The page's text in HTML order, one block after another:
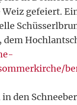
Weiz gefeiert.
dem
den